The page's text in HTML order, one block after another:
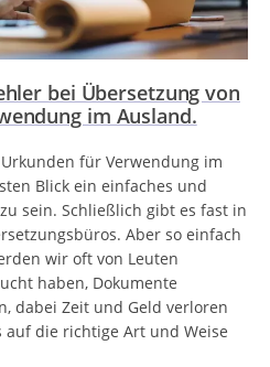
bei Übersetzung von
im Ausland.
für Verwendung im
Blick ein einfaches und
sein. Schließlich gibt es fast in
Aber so einfach
wir oft von Leuten
haben, Dokumente
dabei Zeit und Geld verloren
die richtige Art und Weise